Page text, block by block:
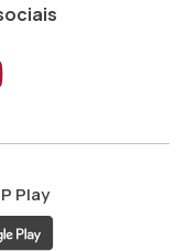
ao ao
Aceder
Play